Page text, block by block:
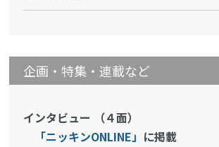
企画・特集・連載など
インタビュー （４面）
「ニッキンONLINE」 に掲載